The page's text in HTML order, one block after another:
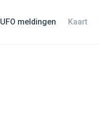
UFO meldingen Kaart